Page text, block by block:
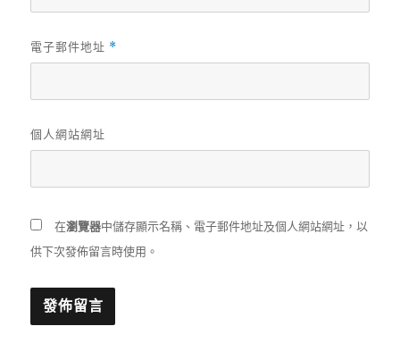
電子郵件地址 *
個人網站網址
在瀏覽器中儲存顯示名稱、電子郵件地址及個人網站網址，以
供下次發佈留言時使用。